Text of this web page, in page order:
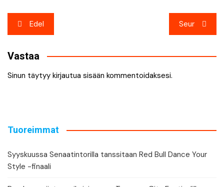
Artikkelien
selaus
Edel Seur
Vastaa
Sinun täytyy kirjautua sisään kommentoidaksesi.
Tuoreimmat
Syyskuussa Senaatintorilla tanssitaan Red Bull Dance Your
Style -finaali